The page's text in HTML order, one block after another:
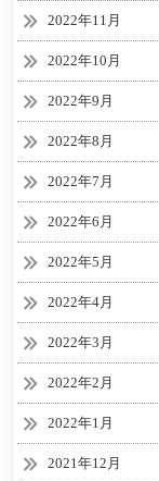
2022年11月
2022年10月
2022年9月
2022年8月
2022年7月
2022年6月
2022年5月
2022年4月
2022年3月
2022年2月
2022年1月
2021年12月